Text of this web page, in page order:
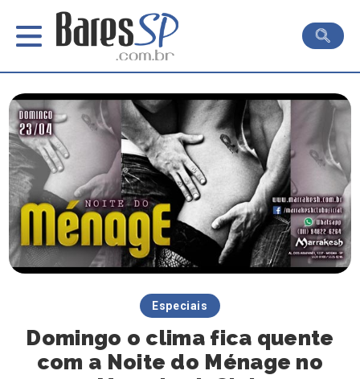
Especiais
Domingo o clima fica quente
com a Noite do Ménage no